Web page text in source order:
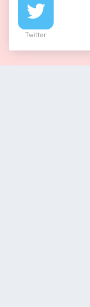
Twitter